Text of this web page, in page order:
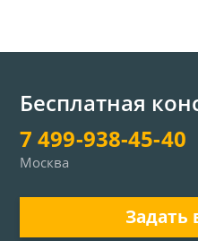
Бесплатная
7 499-938-45-40
Москва
Задать